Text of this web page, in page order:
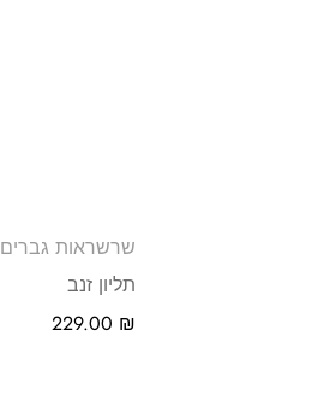
שרשראות גברים
תליון זנב
229.00 ₪